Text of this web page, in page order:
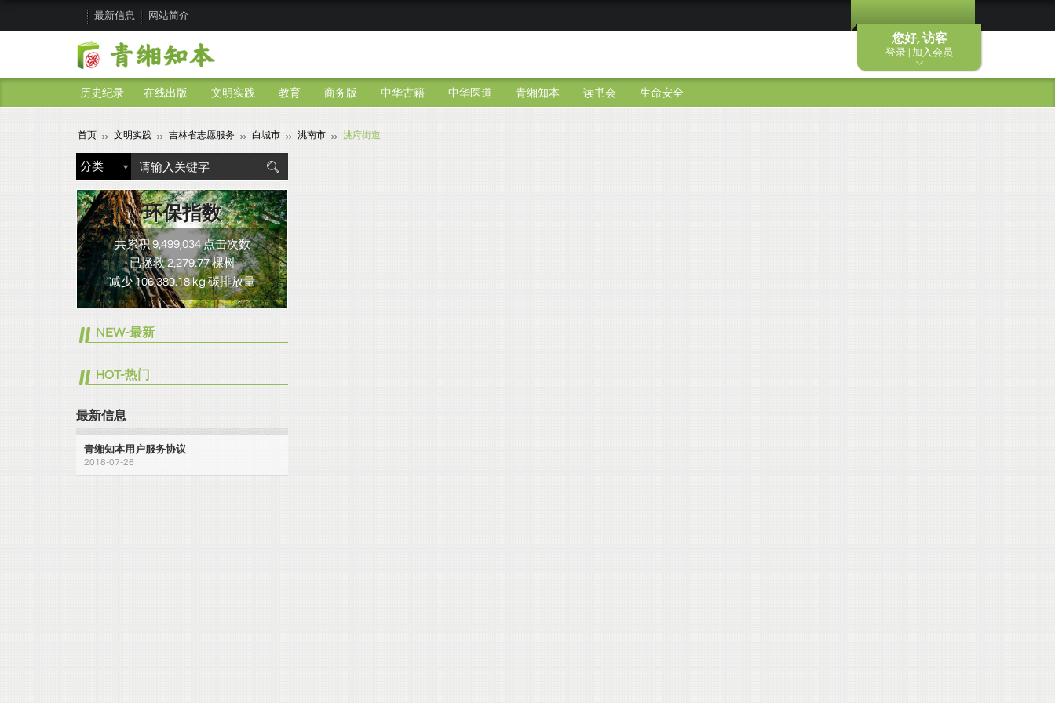
您好, 访客
登录 | 加入会员
最新信息 网站简介
历史纪录 在线出版 文明实践 教育 商务版 中华古籍 中华医道 青缃知本 读书会 生命安全
首页 文明实践 吉林省志愿服务 白城市 洮南市 洮府街道
环保指数
共累积 9,499,034 点击次数
已拯救 2,279.77 棵树
减少 106,389.18 kg 碳排放量
NEW-最新
HOT-热门
最新信息
青缃知本用户服务协议
2018-07-26